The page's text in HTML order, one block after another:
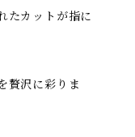
たカットが指に
贅沢に彩りま